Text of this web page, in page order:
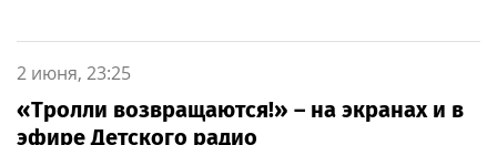
2 июня, 23:25
«Тролли возвращаются!» – на экранах и в
эфире Детского радио